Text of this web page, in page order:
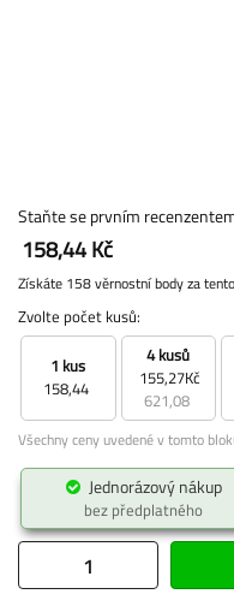
Staňte se prvním
158,44 Kč
Získáte 158 věrnostní body za
Zvolte počet kusů:
1 kus
158,44
4 kusů
155,27Kč
621,08
Všechny ceny uvedené v tomto
Jednorázový nákup
bez předplatného